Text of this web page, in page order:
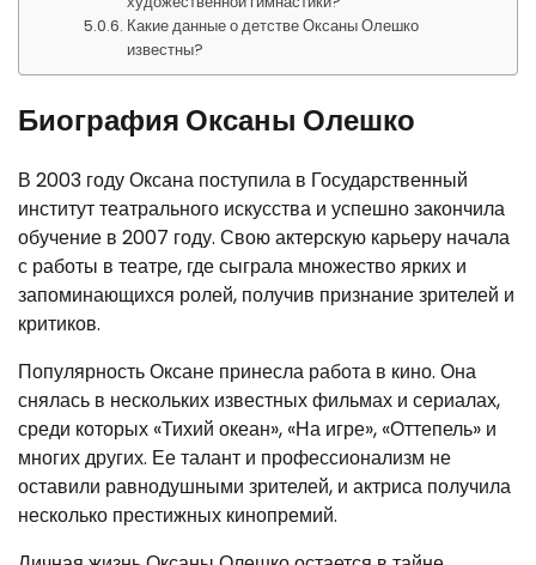
Какие данные о детстве Оксаны Олешко
известны?
Биография Оксаны Олешко
В 2003 году Оксана поступила в Государственный
институт театрального искусства и успешно закончила
обучение в 2007 году. Свою актерскую карьеру начала
с работы в театре, где сыграла множество ярких и
запоминающихся ролей, получив признание зрителей и
критиков.
Популярность Оксане принесла работа в кино. Она
снялась в нескольких известных фильмах и сериалах,
среди которых «Тихий океан», «На игре», «Оттепель» и
многих других. Ее талант и профессионализм не
оставили равнодушными зрителей, и актриса получила
несколько престижных кинопремий.